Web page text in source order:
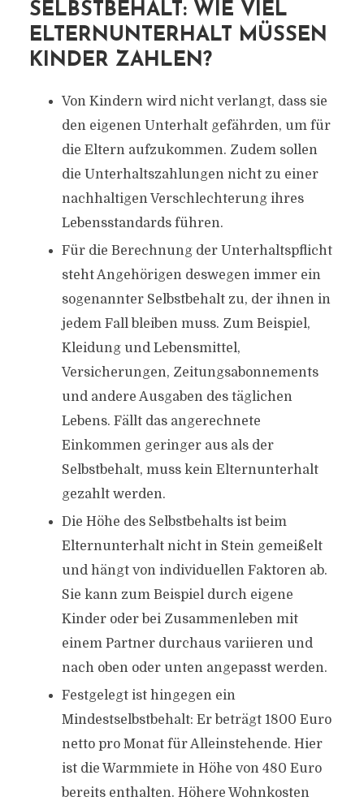
SELBSTBEHALT: WIE VIEL
ELTERNUNTERHALT MÜSSEN
KINDER ZAHLEN?
Von Kindern wird nicht verlangt, dass sie
den eigenen Unterhalt gefährden, um für
die Eltern aufzukommen. Zudem sollen
die Unterhaltszahlungen nicht zu einer
nachhaltigen Verschlechterung ihres
Lebensstandards führen.
Für die Berechnung der Unterhaltspflicht
steht Angehörigen deswegen immer ein
sogenannter Selbstbehalt zu, der ihnen in
jedem Fall bleiben muss. Zum Beispiel,
Kleidung und Lebensmittel,
Versicherungen, Zeitungsabonnements
und andere Ausgaben des täglichen
Lebens. Fällt das angerechnete
Einkommen geringer aus als der
Selbstbehalt, muss kein Elternunterhalt
gezahlt werden.
Die Höhe des Selbstbehalts ist beim
Elternunterhalt nicht in Stein gemeißelt
und hängt von individuellen Faktoren ab.
Sie kann zum Beispiel durch eigene
Kinder oder bei Zusammenleben mit
einem Partner durchaus variieren und
nach oben oder unten angepasst werden.
Festgelegt ist hingegen ein
Mindestselbstbehalt: Er beträgt 1800 Euro
netto pro Monat für Alleinstehende. Hier
ist die Warmmiete in Höhe von 480 Euro
bereits enthalten. Höhere Wohnkosten